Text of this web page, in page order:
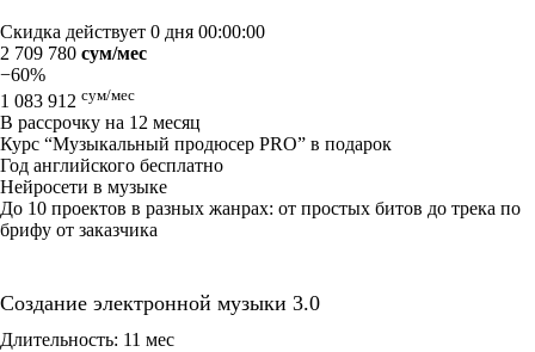
Скидка действует 0 дня 00:00:00
2 709 780 сум/мес
−60%
1 083 912 сум/мес
В рассрочку на 12 месяц
Курс “Музыкальный продюсер PRO” в подарок
Год английского бесплатно
Нейросети в музыке
До 10 проектов в разных жанрах: от простых битов до трека по
брифу от заказчика
Создание электронной музыки 3.0
Длительность: 11 мес